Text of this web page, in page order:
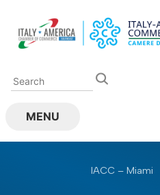
content
MENU
IACC – Miami